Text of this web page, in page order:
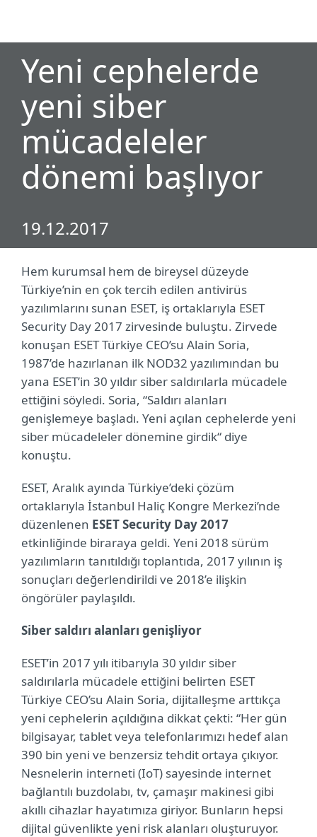
Yeni cephelerde
yeni siber
mücadeleler
dönemi başlıyor
19.12.2017
Hem kurumsal hem de bireysel düzeyde
Türkiye’nin en çok tercih edilen antivirüs
yazılımlarını sunan ESET, iş ortaklarıyla ESET
Security Day 2017 zirvesinde buluştu. Zirvede
konuşan ESET Türkiye CEO’su Alain Soria,
1987’de hazırlanan ilk NOD32 yazılımından bu
yana ESET’in 30 yıldır siber saldırılarla mücadele
ettiğini söyledi. Soria, “Saldırı alanları
genişlemeye başladı. Yeni açılan cephelerde yeni
siber mücadeleler dönemine girdik“ diye
konuştu.
ESET, Aralık ayında Türkiye’deki çözüm
ortaklarıyla İstanbul Haliç Kongre Merkezi’nde
düzenlenen ESET Security Day 2017
etkinliğinde biraraya geldi. Yeni 2018 sürüm
yazılımların tanıtıldığı toplantıda, 2017 yılının iş
sonuçları değerlendirildi ve 2018’e ilişkin
öngörüler paylaşıldı.
Siber saldırı alanları genişliyor
ESET’in 2017 yılı itibarıyla 30 yıldır siber
saldırılarla mücadele ettiğini belirten ESET
Türkiye CEO’su Alain Soria, dijitalleşme arttıkça
yeni cephelerin açıldığına dikkat çekti: “Her gün
bilgisayar, tablet veya telefonlarımızı hedef alan
390 bin yeni ve benzersiz tehdit ortaya çıkıyor.
Nesnelerin interneti (IoT) sayesinde internet
bağlantılı buzdolabı, tv, çamaşır makinesi gibi
akıllı cihazlar hayatımıza giriyor. Bunların hepsi
dijital güvenlikte yeni risk alanları oluşturuyor.